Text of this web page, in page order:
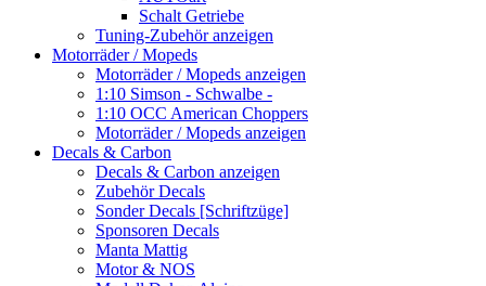
Schalt Getriebe
Tuning-Zubehör anzeigen
Motorräder / Mopeds
Motorräder / Mopeds anzeigen
1:10 Simson - Schwalbe -
1:10 OCC American Choppers
Motorräder / Mopeds anzeigen
Decals & Carbon
Decals & Carbon anzeigen
Zubehör Decals
Sonder Decals [Schriftzüge]
Sponsoren Decals
Manta Mattig
Motor & NOS